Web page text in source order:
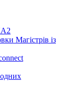
Магістрів із